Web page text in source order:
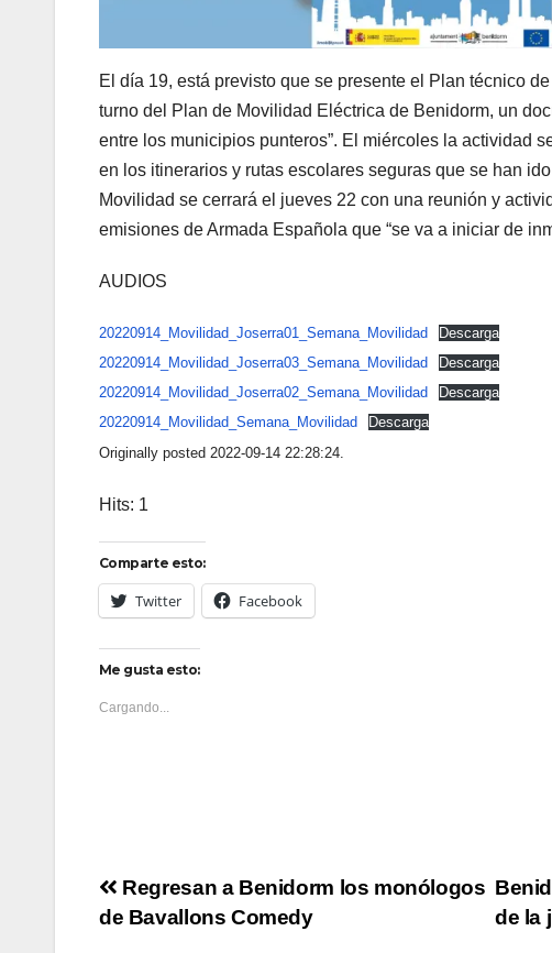
El día 19, está previsto que se presente el Plan técnico
turno del Plan de Movilidad Eléctrica de Benidorm, un
entre los municipios punteros”. El miércoles la actividad
en los itinerarios y rutas escolares seguras que se han
Movilidad se cerrará el jueves 22 con una reunión y
emisiones de Armada Española que “se va a iniciar de
AUDIOS
20220914_Movilidad_Joserra01_Semana_Movilidad
Descarga
20220914_Movilidad_Joserra03_Semana_Movilidad
Descarga
20220914_Movilidad_Joserra02_Semana_Movilidad
Descarga
20220914_Movilidad_Semana_Movilidad
Descarga
Originally posted 2022-09-14 22:28:24.
Hits: 1
Comparte esto:
Twitter Facebook
Me gusta esto:
Cargando...
Navegación
de la
Regresan a Benidorm los monólogos
de Bavallons Comedy